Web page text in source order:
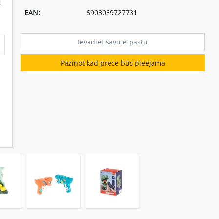
EAN: 5903039727731
Paziņot kad prece būs pieejama